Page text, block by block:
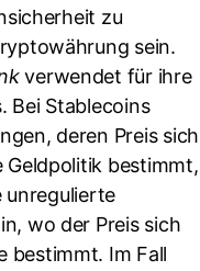
zu
sein.
verwendet für ihre
Bei Stablecoins
deren Preis sich
bestimmt,
unregulierte
wo der Preis sich
bestimmt. Im Fall